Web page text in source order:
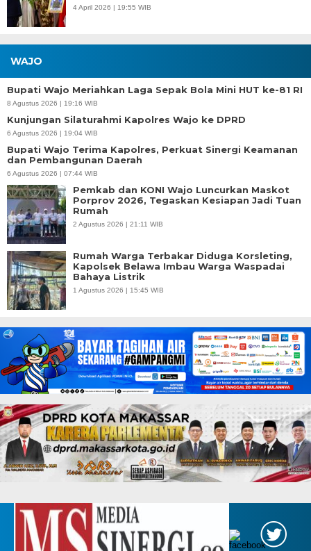
4 April 2026 | 19:55 WIB
WAJO
Bupati Wajo Meriahkan Laga Sepak Bola Mini HUT ke-81 RI
8 Agustus 2026 | 19:16 WIB
Kunjungan Silaturahmi Kapolres Wajo ke DPRD
6 Agustus 2026 | 19:04 WIB
Bupati Wajo Terima Kapolres, Perkuat Sinergi Keamanan
dan Pembangunan Daerah
6 Agustus 2026 | 07:44 WIB
Pemkab dan KONI Wajo Luncurkan Maskot
Porprov 2026, Tegaskan Kesiapan Jadi Tuan
Rumah
2 Agustus 2026 | 21:11 WIB
Rumah Warga Terbakar Diduga Korsleting,
Kapolsek Belawa Imbau Warga Waspadai
Bahaya Listrik
1 Agustus 2026 | 15:45 WIB